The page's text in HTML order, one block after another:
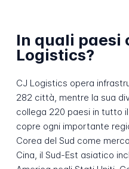
In quali paesi
Logistics?
CJ Logistics opera
282 città, mentre la sua
collega 220 paesi in tutto
copre ogni importante
Corea del Sud come
Cina, il Sud-Est asiatico